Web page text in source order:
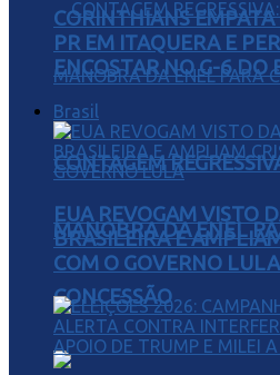
CONTAGEM
MANOBRA DA ENEL
CONCESSÃO
CORINTHIANS
PR EM ITAQUERA E
ENCOSTAR NO G-6 DO
Brasil
EUA REVOGAM VISTO
BRASILEIRA E
COM O GOVERNO LULA